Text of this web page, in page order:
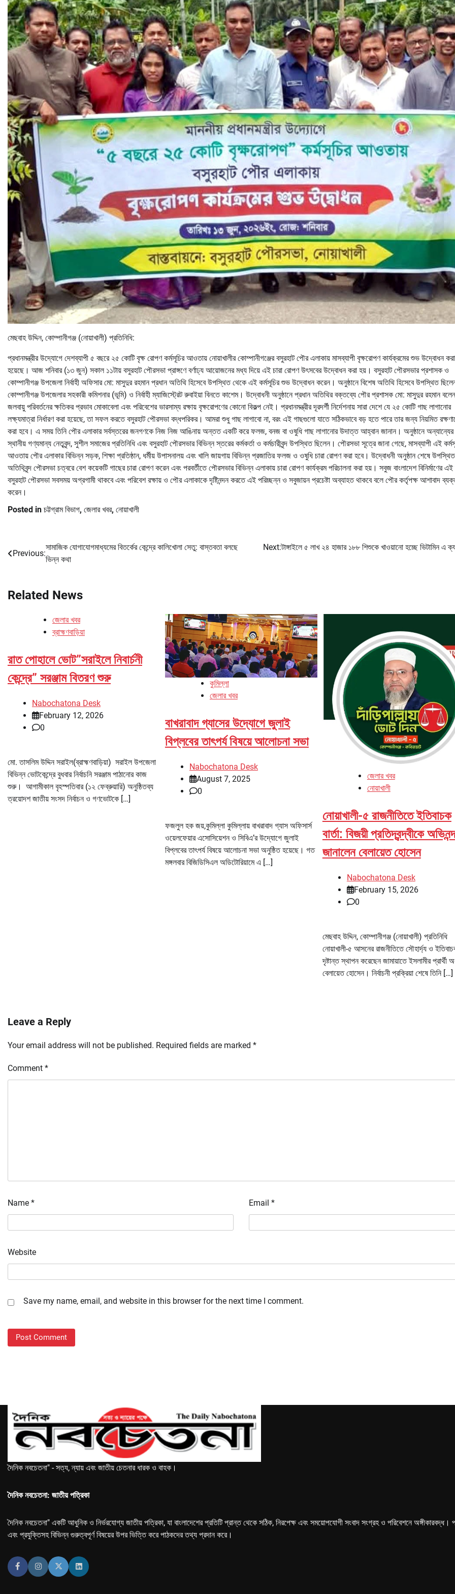
মেছবাহ উদ্দিন, কোম্পানীগঞ্জ (নোয়াখালী) প্রতিনিধি:
প্রধানমন্ত্রীর উদ্যোগে দেশব্যাপী ৫ বছরে ২৫ কোটি বৃক্ষ রোপণ কর্মসূচির আওতায় নোয়াখালীর কোম্পানীগঞ্জের বসুরহাট পৌর এলাকায় মাসব্যাপী বৃক্ষরোপণ কার্যক্রমের শুভ উদ্বোধন করা
হয়েছে। আজ শনিবার (১৩ জুন) সকাল ১১টায় বসুরহাট পৌরসভা প্রাঙ্গণে বর্ণাঢ্য আয়োজনের মধ্য দিয়ে এই চারা রোপণ উৎসবের উদ্বোধন করা হয়। বসুরহাট পৌরসভার প্রশাসক ও
কোম্পানীগঞ্জ উপজেলা নির্বাহী অফিসার মো: মাসুদুর রহমান প্রধান অতিথি হিসেবে উপস্থিত থেকে এই কর্মসূচির শুভ উদ্বোধন করেন। অনুষ্ঠানে বিশেষ অতিথি হিসেবে উপস্থিত
কোম্পানীগঞ্জ উপজেলার সহকারী কমিশনার (ভূমি) ও নির্বাহী ম্যাজিস্ট্রেট রুবাইয়া বিনতে কাশেম। উদ্বোধনী অনুষ্ঠানে প্রধান অতিথির বক্তব্যে পৌর প্রশাসক মো: মাসুদুর রহমান
জলবায়ু পরিবর্তনের ক্ষতিকর প্রভাব মোকাবেলা এবং পরিবেশের ভারসাম্য রক্ষায় বৃক্ষরোপণের কোনো বিকল্প নেই। প্রধানমন্ত্রীর দূরদর্শী নির্দেশনায় সারা দেশে যে ২৫ কোটি গাছ লাগানোর
লক্ষ্যমাত্রা নির্ধারণ করা হয়েছে, তা সফল করতে বসুরহাট পৌরসভা বদ্ধপরিকর। আমরা শুধু গাছ লাগাবো না, বরং এই গাছগুলো যাতে সঠিকভাবে বড় হতে পারে তার জন্য নিয়মিত
করা হবে। এ সময় তিনি পৌর এলাকার সর্বস্তরের জনগণকে নিজ নিজ আঙিনায় অন্তত একটি করে ফলজ, বনজ বা ওষুধি গাছ লাগানোর উদাত্ত আহ্বান জানান। অনুষ্ঠানে অন্যান্যের
স্থানীয় গণ্যমান্য নেতৃবৃন্দ, সুশীল সমাজের প্রতিনিধি এবং বসুরহাট পৌরসভার বিভিন্ন স্তরের কর্মকর্তা ও কর্মচারীবৃন্দ উপস্থিত ছিলেন। পৌরসভা সূত্রে জানা গেছে, মাসব্যাপী এই
আওতায় পৌর এলাকার বিভিন্ন সড়ক, শিক্ষা প্রতিষ্ঠান, ধর্মীয় উপাসনালয় এবং খালি জায়গায় বিভিন্ন প্রজাতির ফলজ ও ওষুধি চারা রোপণ করা হবে। উদ্বোধনী অনুষ্ঠান শেষে উপস্থিত
অতিথিবৃন্দ পৌরসভা চত্বরে বেশ কয়েকটি গাছের চারা রোপণ করেন এবং পরবর্তীতে পৌরসভার বিভিন্ন এলাকায় চারা রোপণ কার্যক্রম পরিচালনা করা হয়। সবুজ বাংলাদেশ বিনির্মাণের এই
বসুরহাট পৌরসভা সবসময় অগ্রগামী থাকবে এবং পরিবেশ রক্ষায় ও পৌর এলাকাকে দৃষ্টিনন্দন করতে এই পরিচ্ছন্ন ও সবুজায়ন প্রচেষ্টা অব্যাহত থাকবে বলে পৌর কর্তৃপক্ষ আশাবাদ
করেন।
Posted in চট্টগ্রাম বিভাগ, জেলার খবর, নোয়াখালী
Post
navigation
Previous:
সামাজিক যোগাযোগমাধ্যমের বিতর্কের কেন্দ্রে কালিখোলা সেতু: বাস্তবতা বলছে
ভিন্ন কথা
Next:টাঙ্গাইলে ৫ লাখ ২৪ হাজার ১৮৮ শিশুকে খাওয়ানো হচ্ছে ভিটামিন এ
Related News
জেলার খবর
ব্রাহ্মণবাড়িয়া
রাত পোহালে ভোট”সরাইলে নিবার্চনী
কেন্দ্রে” সরঞ্জাম বিতরণ শুরু
Nabochatona Desk
February 12, 2026
0
মো. তাসলিম উদ্দিন সরাইল(ব্রাহ্মণবাড়িয়া) সরাইল উপজেলা
বিভিন্ন ভোটকেন্দ্রে বুধবার নির্বাচনি সরঞ্জাম পাঠানোর কাজ
শুরু। আগামীকাল বৃহস্পতিবার (১২ ফেব্রুয়ারি) অনুষ্ঠিতব্য
ত্রয়োদশ জাতীয় সংসদ নির্বাচন ও গণভোটকে […]
কুমিল্লা
জেলার খবর
বাখরাবাদ গ্যাসের উদ্যোগে জুলাই
বিপ্লবের তাৎপর্য বিষয়ে আলোচনা সভা
Nabochatona Desk
August 7, 2025
0
ফজলুল হক জয়,কুমিল্লা কুমিল্লায় বাখরাবাদ গ্যাস অফিসার্স
ওয়েলফেয়ার এসোসিয়েশন ও সিবিএ’র উদ্যোগে জুলাই
বিপ্লবের তাৎপর্য বিষয়ে আলোচনা সভা অনুষ্ঠিত হয়েছে। গত
মঙ্গলবার বিজিডিসিএল অডিটোরিয়ামে এ […]
জেলার খবর
নোয়াখালী
নোয়াখালী-৫ রাজনীতিতে ইতিবাচক
বার্তা: বিজয়ী প্রতিদ্বন্দ্বীকে
জানালেন বেলায়েত হোসেন
Nabochatona Desk
February 15, 2026
0
মেছবাহ উদ্দিন, কোম্পানীগঞ্জ (নোয়াখালী) প্রতিনিধি
নোয়াখালী-৫ আসনের রাজনীতিতে সৌহার্দ্য ও
দৃষ্টান্ত স্থাপন করেছেন জামায়াতে ইসলামীর প্রার্থী
বেলায়েত হোসেন। নির্বাচনী প্রক্রিয়া শেষে তিনি […]
Leave a Reply
Your email address will not be published. Required fields are marked *
Comment *
Name * Email *
Website
Save my name, email, and website in this browser for the next time I comment.
দৈনিক নবচেতনা" - সত্য, ন্যায় এবং জাতীয় চেতনার ধারক ও বাহক।
দৈনিক নবচেতনা: জাতীয় পত্রিকা
দৈনিক নবচেতনা" একটি আধুনিক ও নির্ভরযোগ্য জাতীয় পত্রিকা, যা বাংলাদেশের প্রতিটি প্রান্ত থেকে সঠিক, নিরপেক্ষ এবং সময়োপযোগী সংবাদ সংগ্রহ ও পরিবেশনে অঙ্গীকারবদ্ধ।
এবং প্রযুক্তিসহ বিভিন্ন গুরুত্বপূর্ণ বিষয়ের উপর ভিত্তি করে পাঠকদের তথ্য প্রদান করে।